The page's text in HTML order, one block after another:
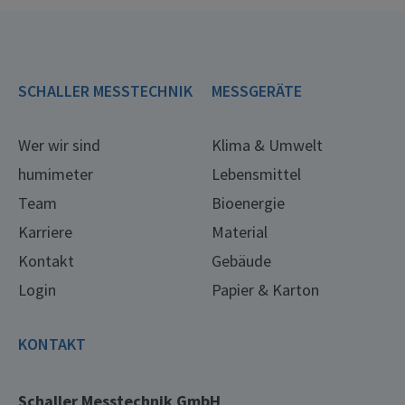
SCHALLER MESSTECHNIK
Wer wir sind
humimeter
Team
Karriere
Kontakt
Login
MESSGERÄTE
Klima & Umwelt
Lebensmittel
Bioenergie
Material
Gebäude
Papier & Karton
KONTAKT
Schaller Messtechnik GmbH